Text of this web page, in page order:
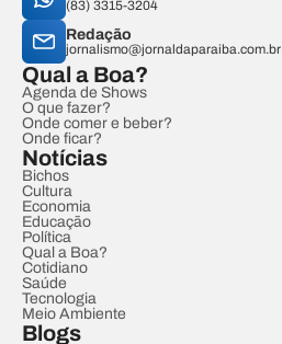
(83) 3315-3204
Redação
jornalismo@jornaldaparaiba.com.br
Qual a Boa?
Agenda de Shows
O que fazer?
Onde comer e beber?
Onde ficar?
Notícias
Bichos
Cultura
Economia
Educação
Política
Qual a Boa?
Cotidiano
Saúde
Tecnologia
Meio Ambiente
Blogs